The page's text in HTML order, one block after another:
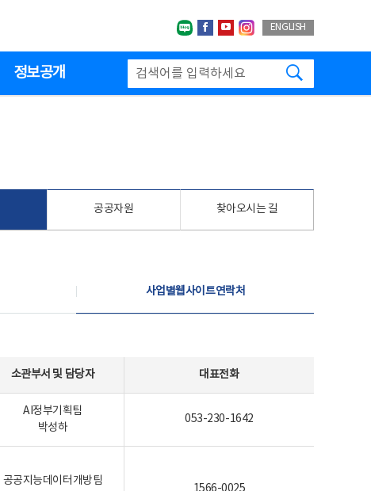
네이버블로그
페이스북
유투브인스타그랩
ENGLISH
정보공개
공공자원 찾아오시는 길
사업별웹사이트연락처
소관부서 및 담당자 대표전화
AI정부기획팀
박성하
053-230-1642
공공지능데이터개방팀